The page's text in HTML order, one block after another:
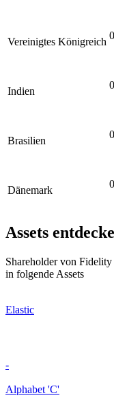
Vereinigtes Königreich
Indien
Brasilien
Dänemark
Assets
Shareholder von
in folgende Assets
Elastic
-
Alphabet 'C'